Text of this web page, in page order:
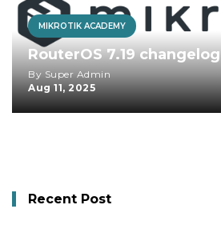
MIKROTIK ACADEMY
RouterOS 7.19 changelog
By Super Admin
Aug 11, 2025
Recent Post